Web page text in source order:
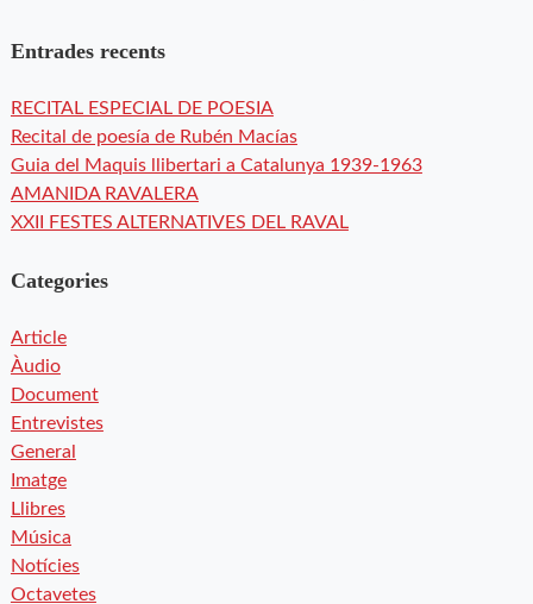
Entrades recents
RECITAL ESPECIAL DE POESIA
Recital de poesía de Rubén Macías
Guia del Maquis llibertari a Catalunya 1939-1963
AMANIDA RAVALERA
XXII FESTES ALTERNATIVES DEL RAVAL
Categories
Article
Àudio
Document
Entrevistes
General
Imatge
Llibres
Música
Notícies
Octavetes